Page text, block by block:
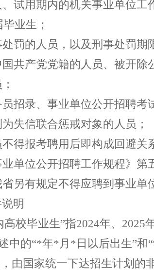
试用期内的机关事业单位
业生；
罚的人员，以及刑事处罚期
共产党党籍的人员、被开除
招录、事业单位公开招聘考
失信联合惩戒对象的人员；
得报考聘用后即构成回避
单位公开招聘工作规程》第
另有规定不得应聘到事业单
明
高校毕业生”指2024年、 2025
中的“*年* 月 * 日以后出生”和“
由国家统一下达招生计划的